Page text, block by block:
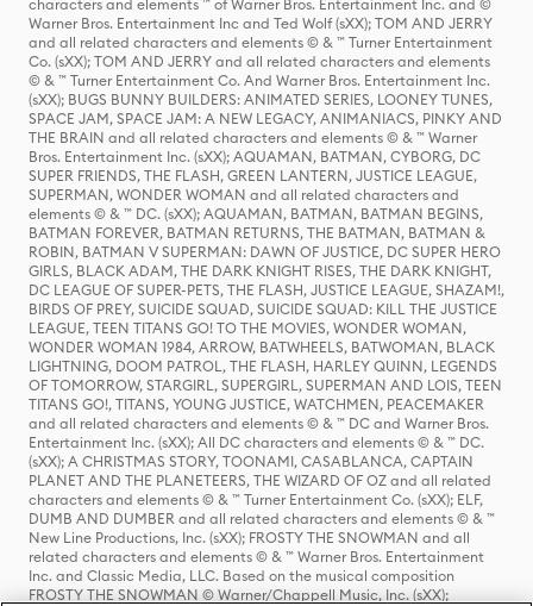
characters and elements ™ of Warner Bros. Entertainment Inc. and ©
Warner Bros. Entertainment Inc and Ted Wolf (sXX); TOM AND JERRY
and all related characters and elements © & ™ Turner Entertainment
Co. (sXX); TOM AND JERRY and all related characters and elements
© & ™ Turner Entertainment Co. And Warner Bros. Entertainment Inc.
(sXX); BUGS BUNNY BUILDERS: ANIMATED SERIES, LOONEY TUNES,
SPACE JAM, SPACE JAM: A NEW LEGACY, ANIMANIACS, PINKY AND
THE BRAIN and all related characters and elements © & ™ Warner
Bros. Entertainment Inc. (sXX); AQUAMAN, BATMAN, CYBORG, DC
SUPER FRIENDS, THE FLASH, GREEN LANTERN, JUSTICE LEAGUE,
SUPERMAN, WONDER WOMAN and all related characters and
elements © & ™ DC. (sXX); AQUAMAN, BATMAN, BATMAN BEGINS,
BATMAN FOREVER, BATMAN RETURNS, THE BATMAN, BATMAN &
ROBIN, BATMAN V SUPERMAN: DAWN OF JUSTICE, DC SUPER HERO
GIRLS, BLACK ADAM, THE DARK KNIGHT RISES, THE DARK KNIGHT,
DC LEAGUE OF SUPER-PETS, THE FLASH, JUSTICE LEAGUE, SHAZAM!,
BIRDS OF PREY, SUICIDE SQUAD, SUICIDE SQUAD: KILL THE JUSTICE
LEAGUE, TEEN TITANS GO! TO THE MOVIES, WONDER WOMAN,
WONDER WOMAN 1984, ARROW, BATWHEELS, BATWOMAN, BLACK
LIGHTNING, DOOM PATROL, THE FLASH, HARLEY QUINN, LEGENDS
OF TOMORROW, STARGIRL, SUPERGIRL, SUPERMAN AND LOIS, TEEN
TITANS GO!, TITANS, YOUNG JUSTICE, WATCHMEN, PEACEMAKER
and all related characters and elements © & ™ DC and Warner Bros.
Entertainment Inc. (sXX); All DC characters and elements © & ™ DC.
(sXX); A CHRISTMAS STORY, TOONAMI, CASABLANCA, CAPTAIN
PLANET AND THE PLANETEERS, THE WIZARD OF OZ and all related
characters and elements © & ™ Turner Entertainment Co. (sXX); ELF,
DUMB AND DUMBER and all related characters and elements © & ™
New Line Productions, Inc. (sXX); FROSTY THE SNOWMAN and all
related characters and elements © & ™ Warner Bros. Entertainment
Inc. and Classic Media, LLC. Based on the musical composition
FROSTY THE SNOWMAN © Warner/Chappell Music, Inc. (sXX);